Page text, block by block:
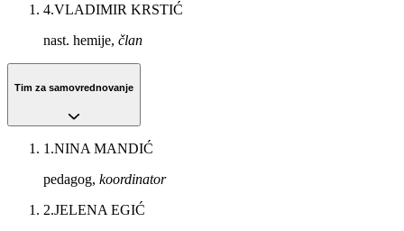
4.VLADIMIR KRSTIĆ
nast. hemije, član
Tim za samovrednovanje
1 .NINA MANDIĆ
pedagog, koordinator
2.JELENA EGIĆ